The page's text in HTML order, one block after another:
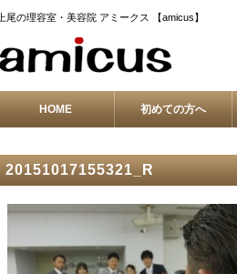
上尾の理容室・美容院 アミークス 【amicus】
HOME 初めての方へ
20151017155321_R